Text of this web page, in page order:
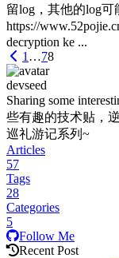
留log，其他的log
https://
decryption ke ...
1 …78
devseed
Sharing some
些有趣的技术贴，
巡礼游记系列~
Articles
57
Tags
28
Categories
5
Follow Me
Recent Post